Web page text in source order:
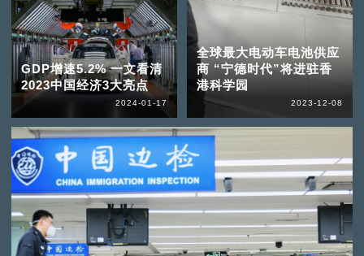
GDP增速5.2% 一文看清
2023中国经济3大亮点
2024-01-17
全球最大电动车电池供应
商 “宁德时代”将进驻香
港科学园
2023-12-08